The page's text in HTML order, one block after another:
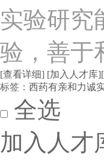
实验研究
验，善于
[查看详细] [加入人才库]
标签： 西药有亲和力诚
全选
加入人才